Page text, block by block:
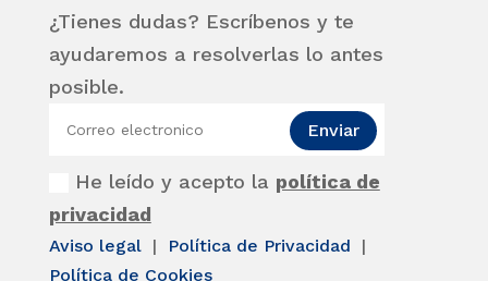
¿Tienes dudas? Escríbenos y te
ayudaremos a resolverlas lo antes
posible.
He leído y acepto la política de
privacidad
Enviar
Aviso legal | Política de Privacidad
|
Política de Cookies